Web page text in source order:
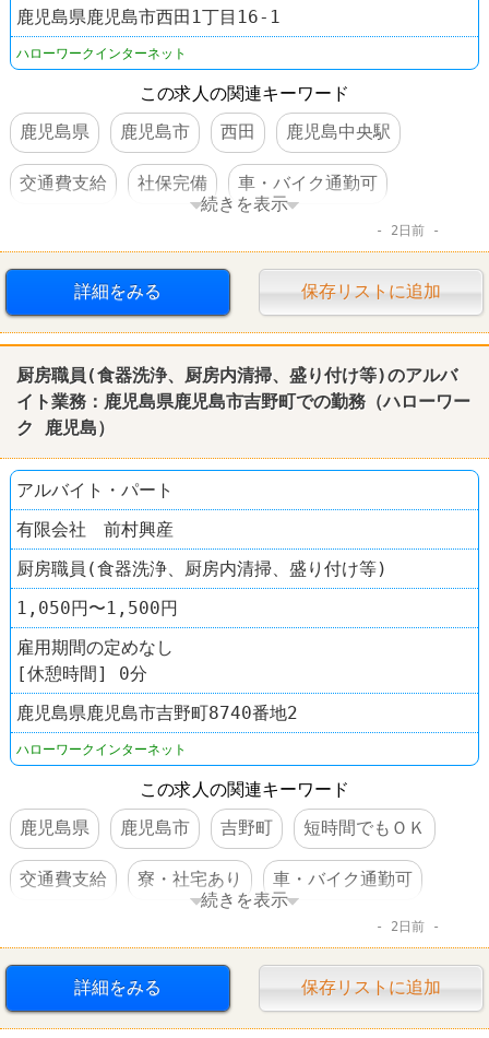
鹿児島県鹿児島市西田1丁目16-1
ハローワークインターネット
この求人の関連キーワード
鹿児島県
鹿児島市 西田 鹿児島中央駅
交通費支給 社保完備 車・バイク通勤可
転勤なし
続きを表示
2日前
詳細をみる 保存リストに追加
厨房職員(食器洗浄、厨房内清掃、盛り付け等)のアルバ
イト業務： 鹿児島県鹿児島市吉野町での勤務（ハローワー
ク
鹿児島）
アルバイト・パート
有限会社 前村興産
厨房職員(食器洗浄、厨房内清掃、盛り付け等)
1,050円〜1,500円
雇用期間の定めなし
[休憩時間] 0分
鹿児島県鹿児島市吉野町8740番地2
ハローワークインターネット
この求人の関連キーワード
鹿児島県
鹿児島市 吉野町 短時間でもＯＫ
交通費支給 寮・社宅あり 車・バイク通勤可
転勤なし
続きを表示
2日前
詳細をみる 保存リストに追加